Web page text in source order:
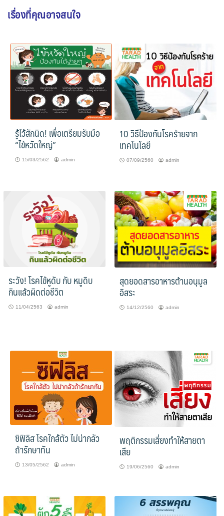
เรื่องที่คุณอาจสนใจ
รู้ไว้สักนิด! เพื่อเตรียมรับมือ
“ไข้หวัดใหญ่”
15/03/2562 admin
10 วิธีป้องกันโรคร้ายจาก
เทคโนโลยี
07/09/2560 admin
ระวัง! โรคไข้หูดับ กับ หมูดิบ
กินแล้วผิดต่อชีวิต
11/04/2563 admin
สุดยอดสารอาหารต้านอนุมูล
อิสระ
14/12/2560 admin
ซิฟิลิส โรคใกล้ตัว ไม่น่ากลัว
ถ้ารักษาทัน
13/05/2562 admin
พฤติกรรมเสี่ยงทำให้สายตา
เสีย
19/06/2560 admin